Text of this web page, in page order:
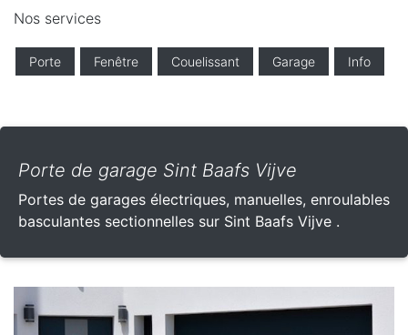
Nos services
Porte Fenêtre Couelissant Garage Info
Porte de garage Sint Baafs Vijve
Portes de garages électriques, manuelles, enroulables
basculantes sectionnelles sur Sint Baafs Vijve .